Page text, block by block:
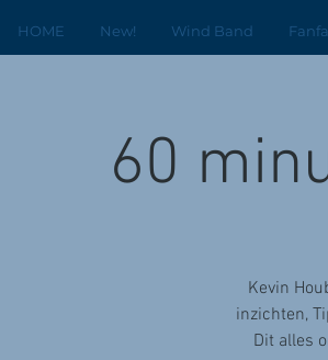
HOME New! Wind Band
60
Kevin
inzichten,
Dit alles